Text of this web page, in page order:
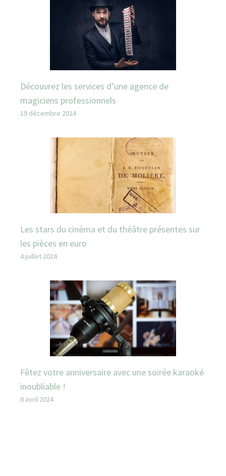
Découvrez les services d’une agence de
magiciens professionnels
19 décembre 2024
Les stars du cinéma et du théâtre présentes sur
les pièces en euro
4 juillet 2024
Fêtez votre anniversaire avec une soirée karaoké
inoubliable !
8 avril 2024